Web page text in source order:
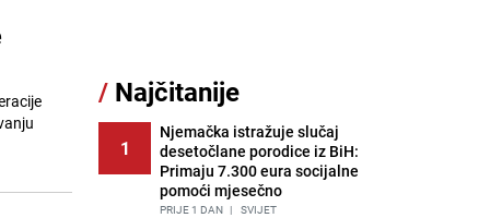
/ Najčitanije
1
Njemačka istražuje slučaj
desetočlane porodice iz BiH:
Primaju 7.300 eura socijalne
pomoći mjesečno
PRIJE 1 DAN | SVIJET